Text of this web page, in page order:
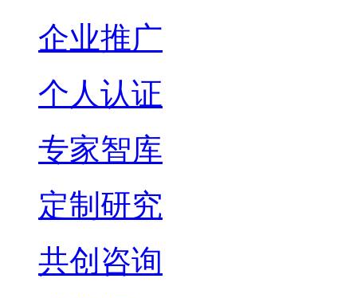
企业推广
个人认证
专家智库
定制研究
共创咨询